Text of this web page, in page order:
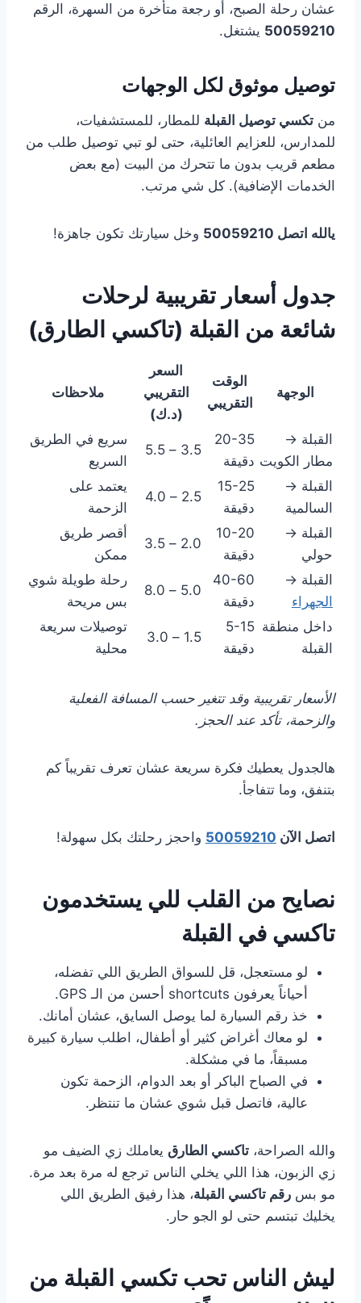
عشان رحلة الصبح، أو رجعة متأخرة من السهرة، الرقم
50059210 يشتغل.
توصيل موثوق لكل الوجهات
من تكسي توصيل القبلة للمطار، للمستشفيات،
للمدارس، للعزايم العائلية، حتى لو تبي توصيل طلب من
مطعم قريب بدون ما تتحرك من البيت (مع بعض
الخدمات الإضافية). كل شي مرتب.
يالله اتصل 50059210 وخل سيارتك تكون جاهزة!
جدول أسعار تقريبية لرحلات
شائعة من القبلة (تاكسي الطارق)
الوجهة
الوقت
التقريبي
السعر
التقريبي
(د.ك)
ملاحظات
القبلة →
مطار الكويت
20-35
دقيقة
3.5 – 5.5
سريع في الطريق
السريع
القبلة →
السالمية
15-25
دقيقة
2.5 – 4.0
يعتمد على
الزحمة
القبلة →
حولي
10-20
دقيقة
2.0 – 3.5
أقصر طريق
ممكن
القبلة →
الجهراء
40-60
دقيقة
5.0 – 8.0
رحلة طويلة شوي
بس مريحة
داخل منطقة
القبلة
5-15
دقيقة
1.5 – 3.0
توصيلات سريعة
محلية
الأسعار تقريبية وقد تتغير حسب المسافة الفعلية
والزحمة، تأكد عند الحجز.
هالجدول يعطيك فكرة سريعة عشان تعرف تقريباً كم
بتنفق، وما تتفاجأ.
اتصل الآن 50059210 واحجز رحلتك بكل سهولة!
نصايح من القلب للي يستخدمون
تاكسي في القبلة
لو مستعجل، قل للسواق الطريق اللي تفضله،
أحياناً يعرفون shortcuts أحسن من الـ GPS.
خذ رقم السيارة لما يوصل السايق، عشان أمانك.
لو معاك أغراض كثير أو أطفال، اطلب سيارة كبيرة
مسبقاً، ما في مشكلة.
في الصباح الباكر أو بعد الدوام، الزحمة تكون
عالية، فاتصل قبل شوي عشان ما تنتظر.
والله الصراحة، تاكسي الطارق يعاملك زي الضيف مو
زي الزبون، هذا اللي يخلي الناس ترجع له مرة بعد مرة.
مو بس رقم تاكسي القبلة، هذا رفيق الطريق اللي
يخليك تبتسم حتى لو الجو حار.
ليش الناس تحب تكسي القبلة من